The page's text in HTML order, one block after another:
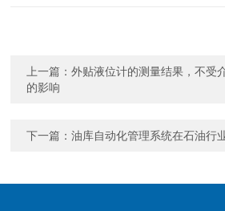
上一篇：外贴液位计的测量结果，不受
的影响
下一篇：油库自动化管理系统在石油行